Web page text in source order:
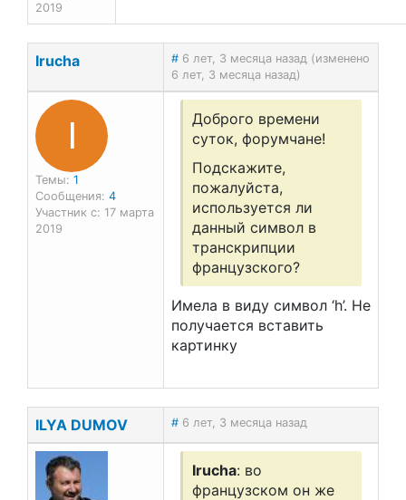
2019
Irucha # 6 лет, 3 месяца назад (изменено
6 лет, 3 месяца назад)
I
Темы: 1
Сообщения: 4
Участник с: 17 марта
2019
Доброго времени
суток, форумчане!
Подскажите,
пожалуйста,
используется ли
данный символ в
транскрипции
французского?
Имела в виду символ ‘h’. Не
получается вставить
картинку
ILYA DUMOV # 6 лет, 3 месяца назад
Irucha: во
французском он же